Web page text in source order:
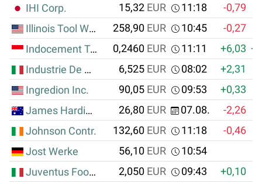
IHI Corp.
15,32 EUR 11:18
-0,79
Illinois Tool Works Inc.
258,90 EUR 10:45
-0,27
Indocement Tunggal Prakarsa,PT
0,2460 EUR 11:11 +6,03
Industrie De Nora S.p.A.
6,525 EUR 08:02 +2,31
Ingredion Inc.
90,05 EUR 09:53
+0,33
James Hardie Industries PLC
26,80 EUR 07.08.
-2,26
Johnson Contr.
132,60 EUR 11:18
-0,46
Jost Werke
56,10 EUR
10:54
Juventus Football Club S.p.A.
2,050 EUR 09:43 +0,10